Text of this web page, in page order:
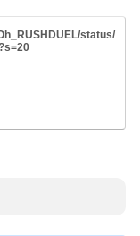
status/